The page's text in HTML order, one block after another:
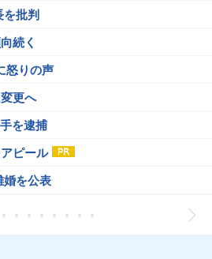
を批判
続く
怒りの声
更へ
を逮捕
ピール
婚を公表